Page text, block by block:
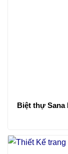
Biệt thự Sana